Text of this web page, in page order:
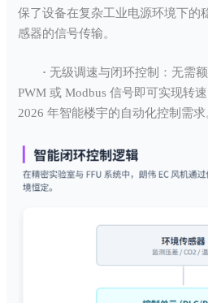
保了设备在复杂工业电源环境下的
感器的信号传输。
· 无级调速与闭环控制：无需
PWM 或 Modbus 信号即可实现转
2026 年智能楼宇的自动化控制需求